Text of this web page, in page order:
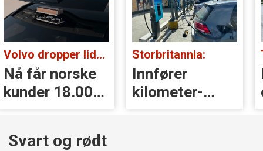
Volvo dropper lidar for godt:
Nå får norske
kunder 18.000
kr i erstatning
Storbritannia:
Innfører
kilometer­
avgift for
Svart og rødt